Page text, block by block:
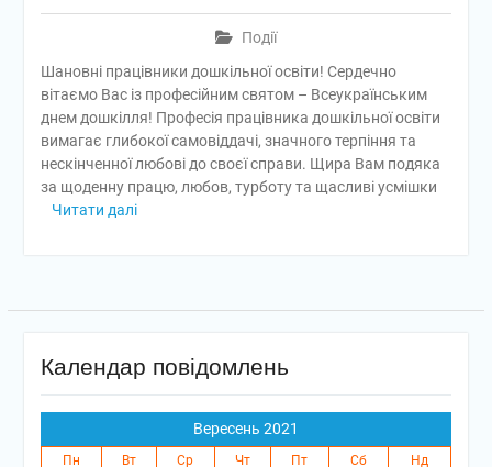
Події
Шановні працівники дошкільної освіти! Сердечно
вітаємо Вас із професійним святом – Всеукраїнським
днем дошкілля! Професія працівника дошкільної освіти
вимагає глибокої самовіддачі, значного терпіння та
нескінченної любові до своєї справи. Щира Вам подяка
за щоденну працю, любов, турботу та щасливі усмішки
Читати далі
Календар повідомлень
Вересень 2021
Пн Вт Ср Чт Пт Сб
Нд